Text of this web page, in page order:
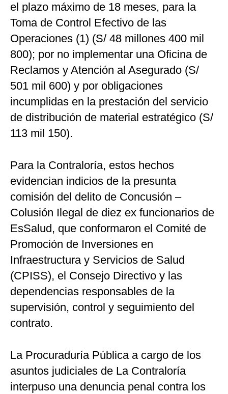
el plazo máximo de 18 meses, para la
Toma de Control Efectivo de las
Operaciones (1) (S/ 48 millones 400 mil
800); por no implementar una Oficina de
Reclamos y Atención al Asegurado (S/
501 mil 600) y por obligaciones
incumplidas en la prestación del servicio
de distribución de material estratégico (S/
113 mil 150).
Para la Contraloría, estos hechos
evidencian indicios de la presunta
comisión del delito de Concusión –
Colusión Ilegal de diez ex funcionarios de
EsSalud, que conformaron el Comité de
Promoción de Inversiones en
Infraestructura y Servicios de Salud
(CPISS), el Consejo Directivo y las
dependencias responsables de la
supervisión, control y seguimiento del
contrato.
La Procuraduría Pública a cargo de los
asuntos judiciales de La Contraloría
interpuso una denuncia penal contra los